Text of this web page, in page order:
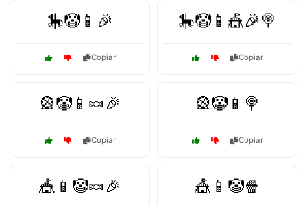
🎠🤡📱🎉
Copiar
🎠🤡📱🎪🎉🍭
Copiar
🎡🤡📱🍬🎉
Copiar
🎡🤡📱🍭
Copiar
🎪📱🤡🍬🎉 🎪📱🤡🍿